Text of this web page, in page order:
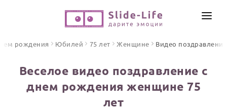
ПО ФОРМАТУ
рождения Юбилей 75 лет Женщине Видео поздравления
Веселое видео поздравление с
днем рождения женщине 75
лет